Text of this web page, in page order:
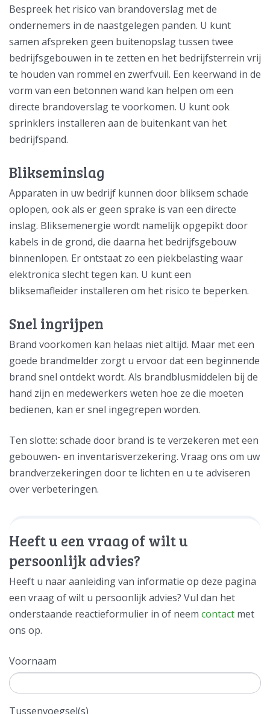
Bespreek het risico van brandoverslag met de
ondernemers in de naastgelegen panden. U kunt
samen afspreken geen buitenopslag tussen twee
bedrijfsgebouwen in te zetten en het bedrijfsterrein vrij
te houden van rommel en zwerfvuil. Een keerwand in de
vorm van een betonnen wand kan helpen om een
directe brandoverslag te voorkomen. U kunt ook
sprinklers installeren aan de buitenkant van het
bedrijfspand.
Blikseminslag
Apparaten in uw bedrijf kunnen door bliksem schade
oplopen, ook als er geen sprake is van een directe
inslag. Bliksemenergie wordt namelijk opgepikt door
kabels in de grond, die daarna het bedrijfsgebouw
binnenlopen. Er ontstaat zo een piekbelasting waar
elektronica slecht tegen kan. U kunt een
bliksemafleider installeren om het risico te beperken.
Snel ingrijpen
Brand voorkomen kan helaas niet altijd. Maar met een
goede brandmelder zorgt u ervoor dat een beginnende
brand snel ontdekt wordt. Als brandblusmiddelen bij de
hand zijn en medewerkers weten hoe ze die moeten
bedienen, kan er snel ingegrepen worden.
Ten slotte: schade door brand is te verzekeren met een
gebouwen- en inventarisverzekering. Vraag ons om uw
brandverzekeringen door te lichten en u te adviseren
over verbeteringen.
Heeft u een vraag of wilt u
persoonlijk advies?
Heeft u naar aanleiding van informatie op deze pagina
een vraag of wilt u persoonlijk advies? Vul dan het
onderstaande reactieformulier in of neem contact met
ons op.
Voornaam
Tussenvoegsel(s)